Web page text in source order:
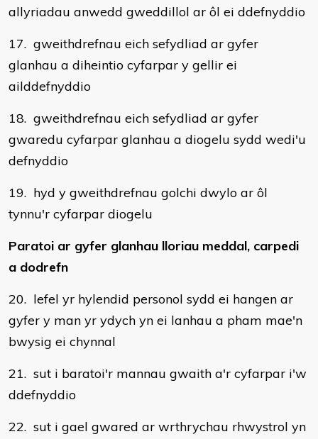
allyriadau anwedd gweddillol ar ôl ei ddefnyddio
17. gweithdrefnau eich sefydliad ar gyfer
glanhau a diheintio cyfarpar y gellir ei
ailddefnyddio
18. gweithdrefnau eich sefydliad ar gyfer
gwaredu cyfarpar glanhau a diogelu sydd wedi'u
defnyddio
19. hyd y gweithdrefnau golchi dwylo ar ôl
tynnu'r cyfarpar diogelu
Paratoi ar gyfer glanhau lloriau meddal, carpedi
a dodrefn
20. lefel yr hylendid personol sydd ei hangen ar
gyfer y man yr ydych yn ei lanhau a pham mae'n
bwysig ei chynnal
21. sut i baratoi'r mannau gwaith a'r cyfarpar i'w
ddefnyddio
22. sut i gael gwared ar wrthrychau rhwystrol yn